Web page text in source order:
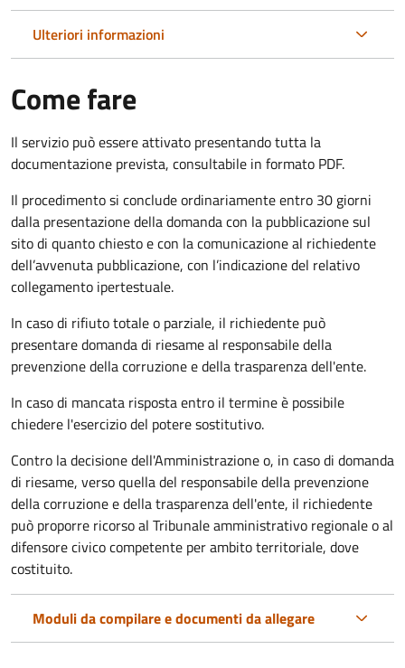
Ulteriori informazioni
Come fare
Il servizio può essere attivato presentando tutta la
documentazione prevista, consultabile in formato PDF.
Il procedimento si conclude ordinariamente entro 30 giorni
dalla presentazione della domanda con la pubblicazione sul
sito di quanto chiesto e con la comunicazione al richiedente
dell’avvenuta pubblicazione, con l’indicazione del relativo
collegamento ipertestuale.
In caso di rifiuto totale o parziale, il richiedente può
presentare domanda di riesame al responsabile della
prevenzione della corruzione e della trasparenza dell'ente.
In caso di mancata risposta entro il termine è possibile
chiedere l'esercizio del potere sostitutivo.
Contro la decisione dell'Amministrazione o, in caso di domanda
di riesame, verso quella del responsabile della prevenzione
della corruzione e della trasparenza dell'ente, il richiedente
può proporre ricorso al Tribunale amministrativo regionale o al
difensore civico competente per ambito territoriale, dove
costituito.
Moduli da compilare e documenti da allegare